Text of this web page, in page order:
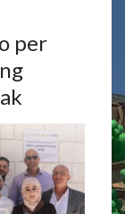
per